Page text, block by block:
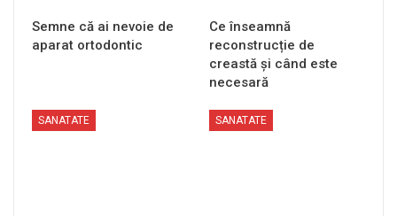
Semne că ai nevoie de
aparat ortodontic
Ce înseamnă
reconstrucție de
creastă și când este
necesară
SANATATE SANATATE